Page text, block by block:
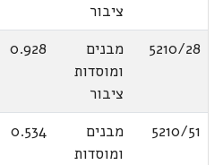
ציבור
5210/28
מבנים
ומוסדות
ציבור
0.928
5210/51
מבנים
ומוסדות
0.534